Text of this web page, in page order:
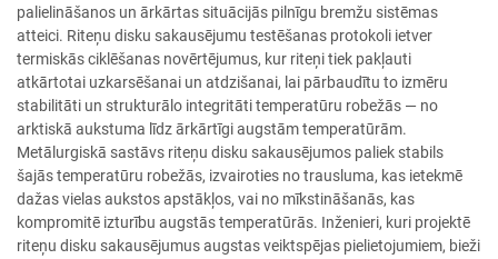
palielināšanos un ārkārtas situācijās pilnīgu bremžu sistēmas
atteici. Riteņu disku sakausējumu testēšanas protokoli ietver
termiskās ciklēšanas novērtējumus, kur riteņi tiek pakļauti
atkārtotai uzkarsēšanai un atdzišanai, lai pārbaudītu to izmēru
stabilitāti un strukturālo integritāti temperatūru robežās — no
arktiskā aukstuma līdz ārkārtīgi augstām temperatūrām.
Metālurgiskā sastāvs riteņu disku sakausējumos paliek stabils
šajās temperatūru robežās, izvairoties no trausluma, kas ietekmē
dažas vielas aukstos apstākļos, vai no mīkstināšanās, kas
kompromitē izturību augstās temperatūrās. Inženieri, kuri projektē
riteņu disku sakausējumus augstas veiktspējas pielietojumiem, bieži